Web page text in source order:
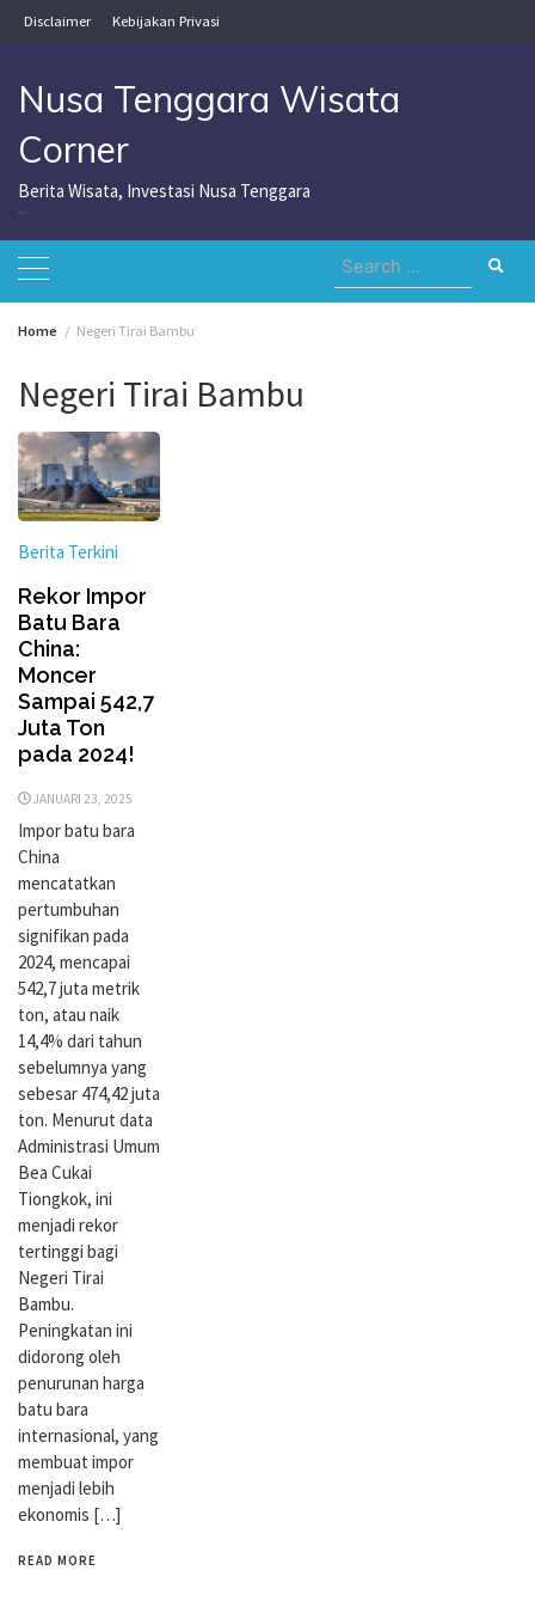
Skip
to
Disclaimer Kebijakan Privasi
Nusa Tenggara Wisata
Corner
Berita Wisata, Investasi Nusa Tenggara
Search
for:
Home Negeri Tirai Bambu
Negeri Tirai Bambu
Berita Terkini
Rekor Impor
Batu Bara
China:
Moncer
Sampai 542,7
Juta Ton
pada 2024!
JANUARI 23, 2025
Impor batu bara
China
mencatatkan
pertumbuhan
signifikan pada
2024, mencapai
542,7 juta metrik
ton, atau naik
14,4% dari tahun
sebelumnya yang
sebesar 474,42 juta
ton. Menurut data
Administrasi Umum
Bea Cukai
Tiongkok, ini
menjadi rekor
tertinggi bagi
Negeri Tirai
Bambu.
Peningkatan ini
didorong oleh
penurunan harga
batu bara
internasional, yang
membuat impor
menjadi lebih
ekonomis […]
READ MORE